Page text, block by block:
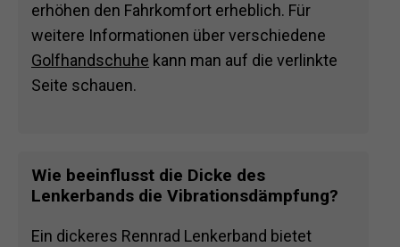
erhöhen den Fahrkomfort erheblich. Für
weitere Informationen über verschiedene
Golfhandschuhe kann man auf die verlinkte
Seite schauen.
Wie beeinflusst die Dicke des
Lenkerbands die Vibrationsdämpfung?
Ein dickeres Rennrad Lenkerband bietet